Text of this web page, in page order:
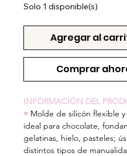
Solo 1 disponible(s)
Agregar al
Comprar
INFORMACIÓN DEL
♥ Molde de silicón flexible
ideal para chocolate,
gelatinas, hielo, pasteles;
distintos tipos de